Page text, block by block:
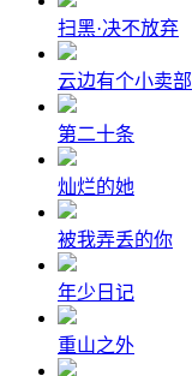
扫黑·决不放弃
云边有个小卖部
第二十条
灿烂的她
被我弄丢的你
年少日记
重山之外